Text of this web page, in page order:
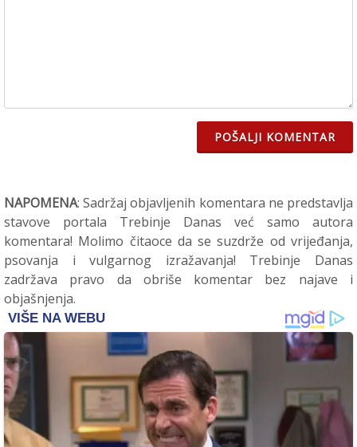
POŠALJI KOMENTAR
NAPOMENA: Sadržaj objavljenih komentara ne predstavlja
stavove portala Trebinje Danas već samo autora
komentara! Molimo čitaoce da se suzdrže od vrijeđanja,
psovanja i vulgarnog izražavanja! Trebinje Danas
zadržava pravo da obriše komentar bez najave i
objašnjenja.